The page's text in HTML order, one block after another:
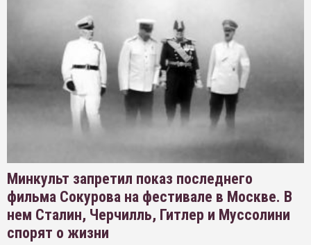
Минкульт запретил показ последнего
фильма Сокурова на фестивале в Москве. В
нем Сталин, Черчилль, Гитлер и Муссолини
спорят о жизни